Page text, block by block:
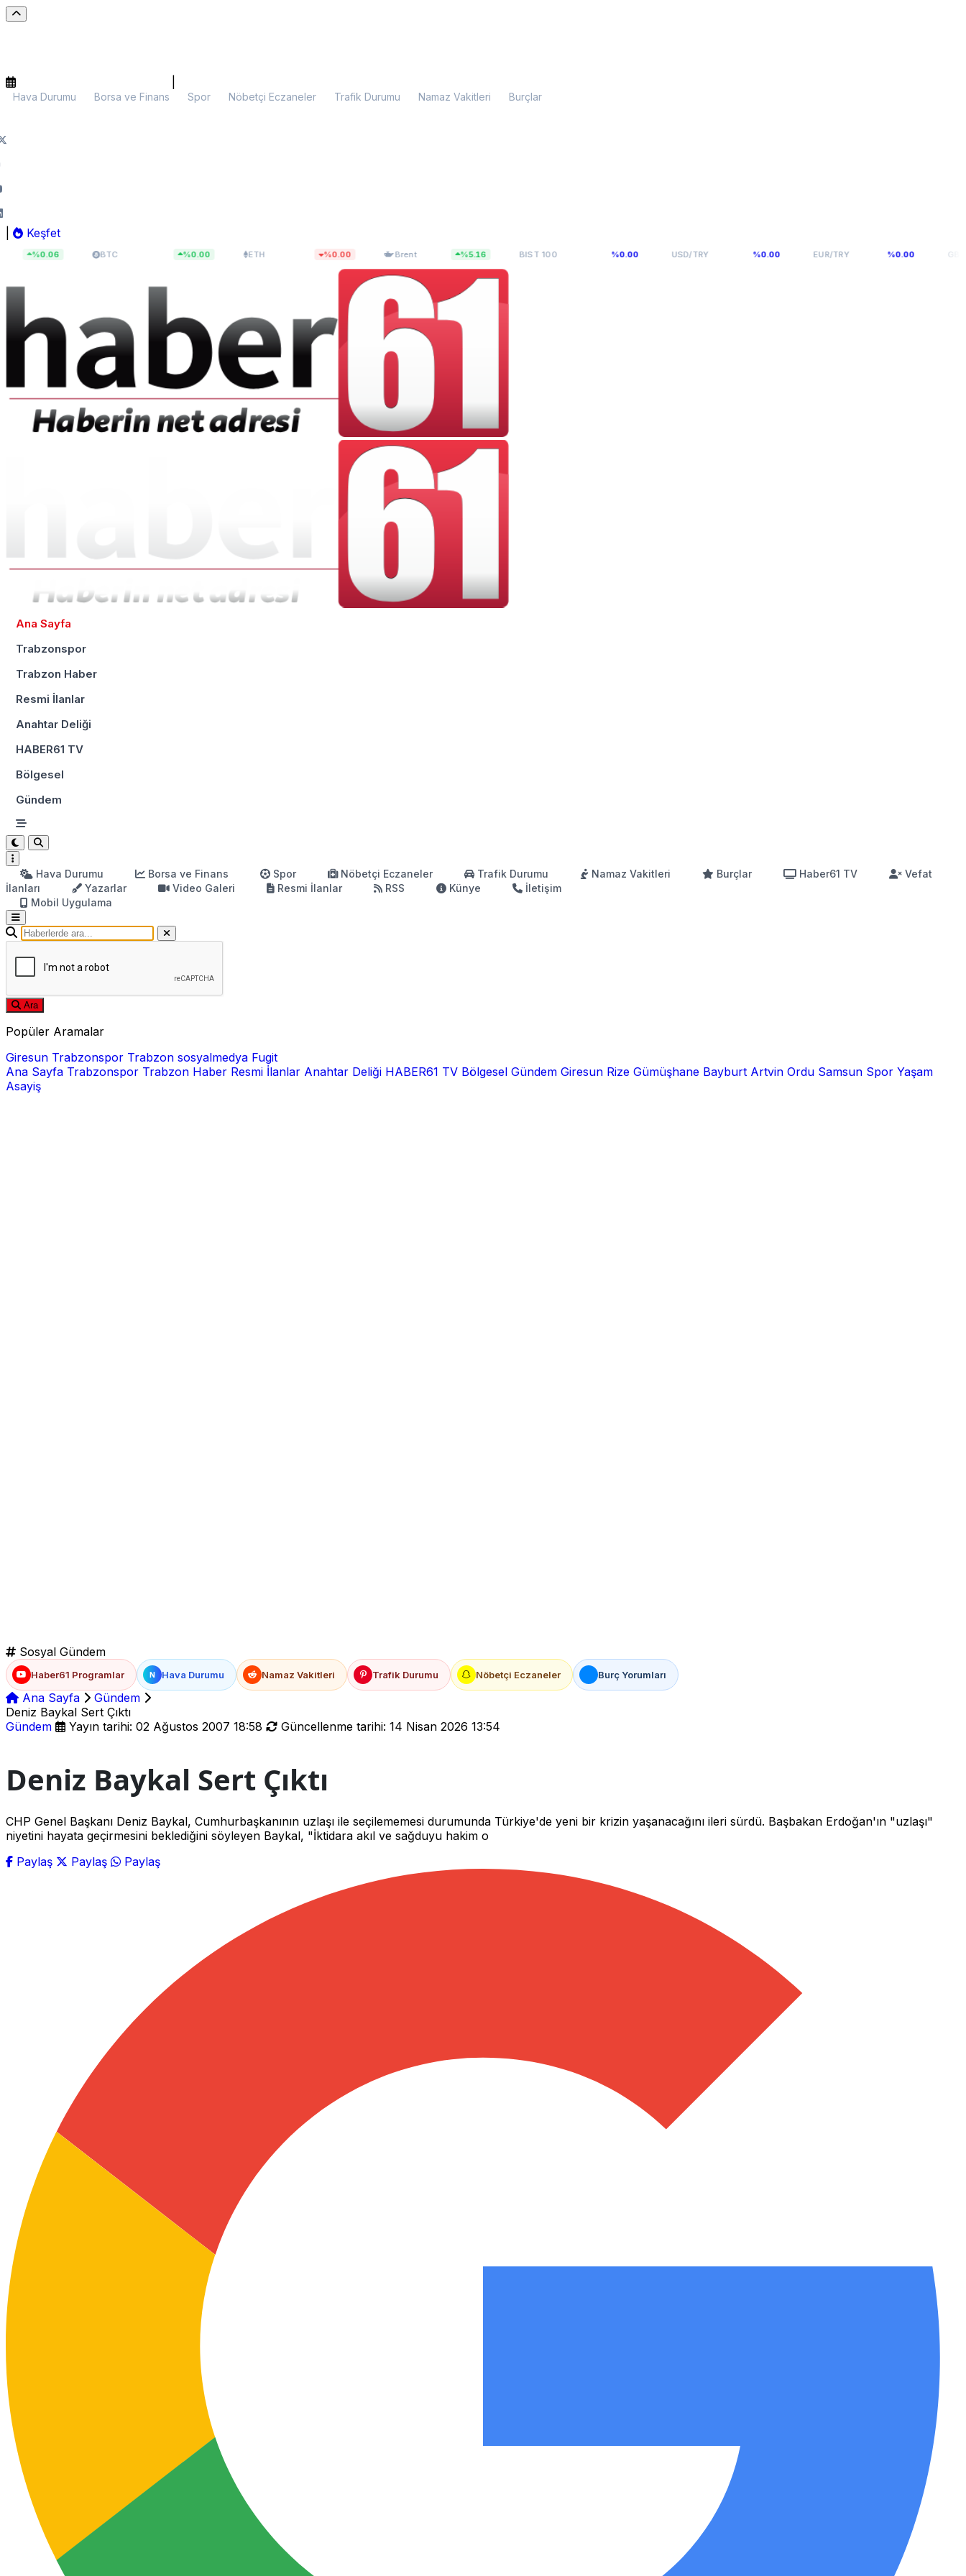
Hava Durumu Borsa ve Finans Spor Nöbetçi Eczaneler Trafik Durumu Namaz Vakitleri Burçlar
Keşfet
%0.06 $64.413,08 %0.00 $1.905,80 %0.00 Brent$83,55 %5.16 BIST 10013.703,10 USD/TRY47,5927 EUR/TRY54,976 GBP/TRY
Ana Sayfa
Trabzonspor
Trabzon Haber
Resmi İlanlar
Anahtar Deliği
HABER61 TV
Bölgesel
Gündem
Hava Durumu Borsa ve Finans Spor Nöbetçi Eczaneler Trafik Durumu Namaz Vakitleri Burçlar Haber61 TV
Vefat
İlanları
Yazarlar Video Galeri Resmi İlanlar RSS Künye
İletişim
Mobil Uygulama
Ara
Popüler Aramalar
Giresun Trabzonspor Trabzon sosyalmedya Fugit
Ana Sayfa Trabzonspor Trabzon Haber Resmi İlanlar Anahtar Deliği HABER61 TV Bölgesel Gündem Giresun Rize Gümüşhane Bayburt Artvin Ordu Samsun Spor Yaşam
Asayiş
Sosyal Gündem
Haber61 Programlar N Hava Durumu Namaz Vakitleri Trafik Durumu Nöbetçi Eczaneler Burç Yorumları
Ana Sayfa
Gündem
Deniz Baykal Sert Çıktı
Gündem
Yayın tarihi: 02 Ağustos 2007 18:58 Güncellenme tarihi: 14 Nisan 2026 13:54
Deniz Baykal Sert Çıktı
CHP Genel Başkanı Deniz Baykal, Cumhurbaşkanının uzlaşı ile seçilememesi durumunda Türkiye'de yeni bir krizin yaşanacağını ileri sürdü. Başbakan Erdoğan'ın "uzlaşı"
niyetini hayata geçirmesini beklediğini söyleyen Baykal, "İktidara akıl ve sağduyu hakim o
Paylaş
Paylaş Paylaş